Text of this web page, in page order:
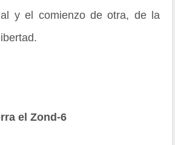
y el comienzo de otra, de la
el Zond-6